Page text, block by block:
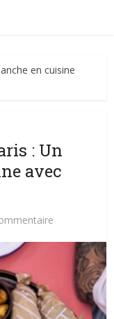
en cuisine
: Un
avec